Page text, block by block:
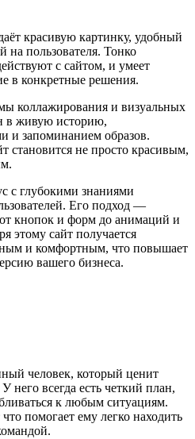
красивую картинку, удобный
на пользователя. Тонко
с сайтом, и умеет
в конкретные решения.
коллажирования и визуальных
в живую историю,
и запоминанием образов.
становится не просто красивым,
с глубокими знаниями
Его подход —
кнопок и форм до анимаций и
этому сайт получается
и комфортным, что повышает
вашего бизнеса.
человек, который ценит
него всегда есть четкий план,
к любым ситуациям.
помогает ему легко находить